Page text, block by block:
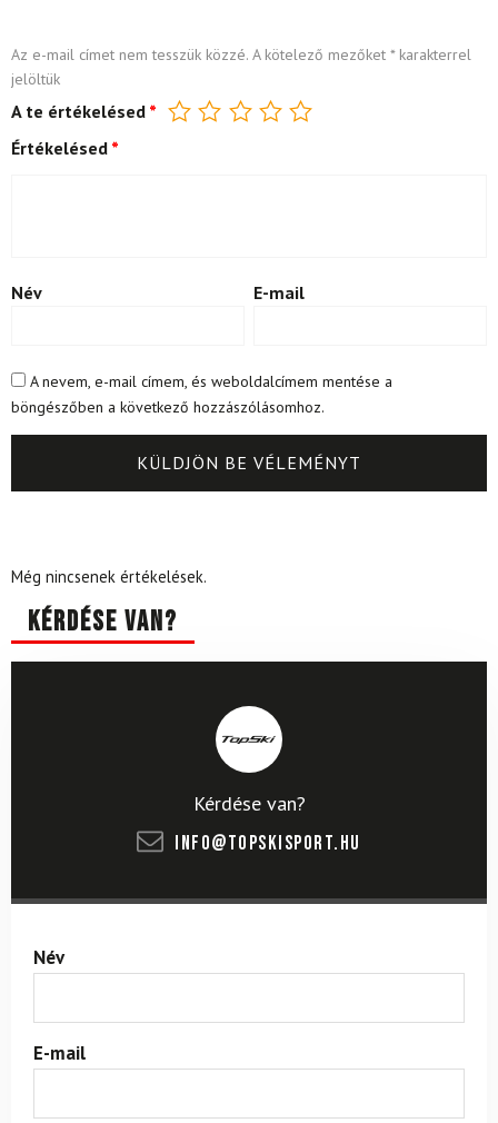
Az e-mail címet nem tesszük közzé. A kötelező mezőket *karakterrel
jelöltük
A te értékelésed *
Értékelésed *
Név E-mail
A nevem, e-mail címem, és weboldalcímem mentése a
böngészőben a következő hozzászólásomhoz.
Még nincsenek értékelések.
Kérdése van?
Kérdése van?
info@topskisport.hu
Név
E-mail